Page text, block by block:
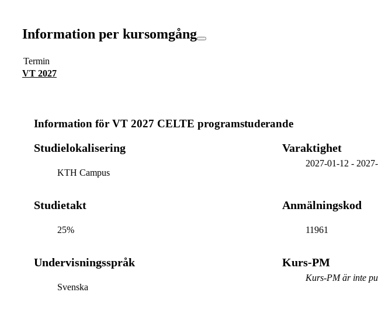
Information per kursomgång
Termin
VT 2027
Information för VT 2027 CELTE programstuderande
Studielokalisering
KTH Campus
Varaktighet
2027-01-12 -
Studietakt
25%
Anmälningskod
11961
Undervisningsspråk
Svenska
Kurs-PM
Kurs-PM är inte